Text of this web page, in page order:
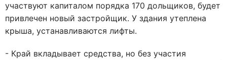
участвуют капиталом порядка 170 дольщиков, будет
привлечен новый застройщик. У здания утеплена
крыша, устанавливаются лифты.
- Край вкладывает средства, но без участия